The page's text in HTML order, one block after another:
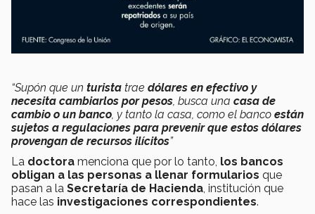
“Supón que un turista trae dólares en efectivo y
necesita cambiarlos por pesos , busca una casa de
cambio o un banco , y tanto la casa, como el banco están
sujetos a regulaciones para prevenir que estos dólares
provengan de recursos ilícitos”
La doctora menciona que por lo tanto, los bancos
obligan a las personas a llenar formularios que
pasan a la Secretaría de Hacienda , institución que
hace las investigaciones correspondientes.